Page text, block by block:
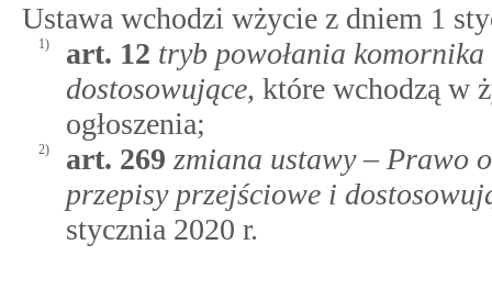
Ustawa wchodzi wżycie z dniem 1
1) art. 12 tryb powołania komornika
dostosowujące, które wchodzą w
ogłoszenia;
2) art. 269 zmiana ustawy – Prawo
przepisy przejściowe i
stycznia 2020 r.